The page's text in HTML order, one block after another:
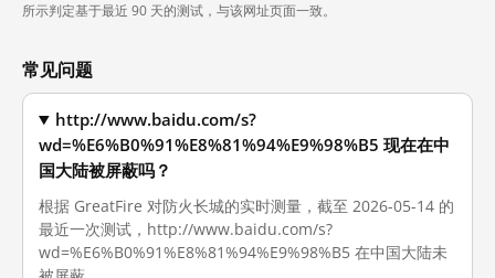
所示判定基于最近 90 天的测试，与该网址页面一致。
常见问题
http://www.baidu.com/s?
wd=%E6%B0%91%E8%81%94%E9%98%B5 现在在中
国大陆被屏蔽吗？
根据 GreatFire 对防火长城的实时测量，截至 2026-05-14 的
最近一次测试，http://www.baidu.com/s?
wd=%E6%B0%91%E8%81%94%E9%98%B5 在中国大陆未